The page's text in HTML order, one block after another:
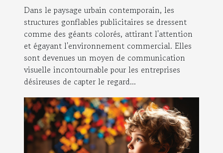
Dans le paysage urbain contemporain, les
structures gonflables publicitaires se dressent
comme des géants colorés, attirant l'attention
et égayant l'environnement commercial. Elles
sont devenues un moyen de communication
visuelle incontournable pour les entreprises
désireuses de capter le regard...